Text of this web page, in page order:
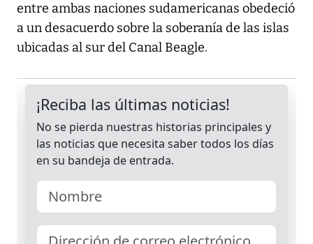
entre ambas naciones sudamericanas obedeció
a un desacuerdo sobre la soberanía de las islas
ubicadas al sur del Canal Beagle.